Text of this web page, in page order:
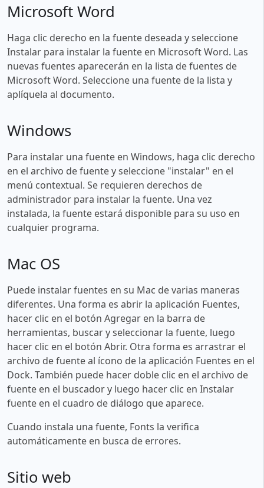
Microsoft Word
Haga clic derecho en la fuente deseada y seleccione
Instalar para instalar la fuente en Microsoft Word. Las
nuevas fuentes aparecerán en la lista de fuentes de
Microsoft Word. Seleccione una fuente de la lista y
aplíquela al documento.
Windows
Para instalar una fuente en Windows, haga clic derecho
en el archivo de fuente y seleccione "instalar" en el
menú contextual. Se requieren derechos de
administrador para instalar la fuente. Una vez
instalada, la fuente estará disponible para su uso en
cualquier programa.
Mac OS
Puede instalar fuentes en su Mac de varias maneras
diferentes. Una forma es abrir la aplicación Fuentes,
hacer clic en el botón Agregar en la barra de
herramientas, buscar y seleccionar la fuente, luego
hacer clic en el botón Abrir. Otra forma es arrastrar el
archivo de fuente al ícono de la aplicación Fuentes en el
Dock. También puede hacer doble clic en el archivo de
fuente en el buscador y luego hacer clic en Instalar
fuente en el cuadro de diálogo que aparece.
Cuando instala una fuente, Fonts la verifica
automáticamente en busca de errores.
Sitio web